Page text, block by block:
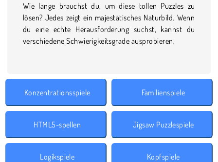
Wie lange brauchst du, um diese tollen Puzzles zu
lösen? Jedes zeigt ein majestätisches Naturbild. Wenn
du eine echte Herausforderung suchst, kannst du
verschiedene Schwierigkeitsgrade ausprobieren.
Konzentrationsspiele Familienspiele
HTML5-spellen Jigsaw Puzzlespiele
Logikspiele Kopfspiele